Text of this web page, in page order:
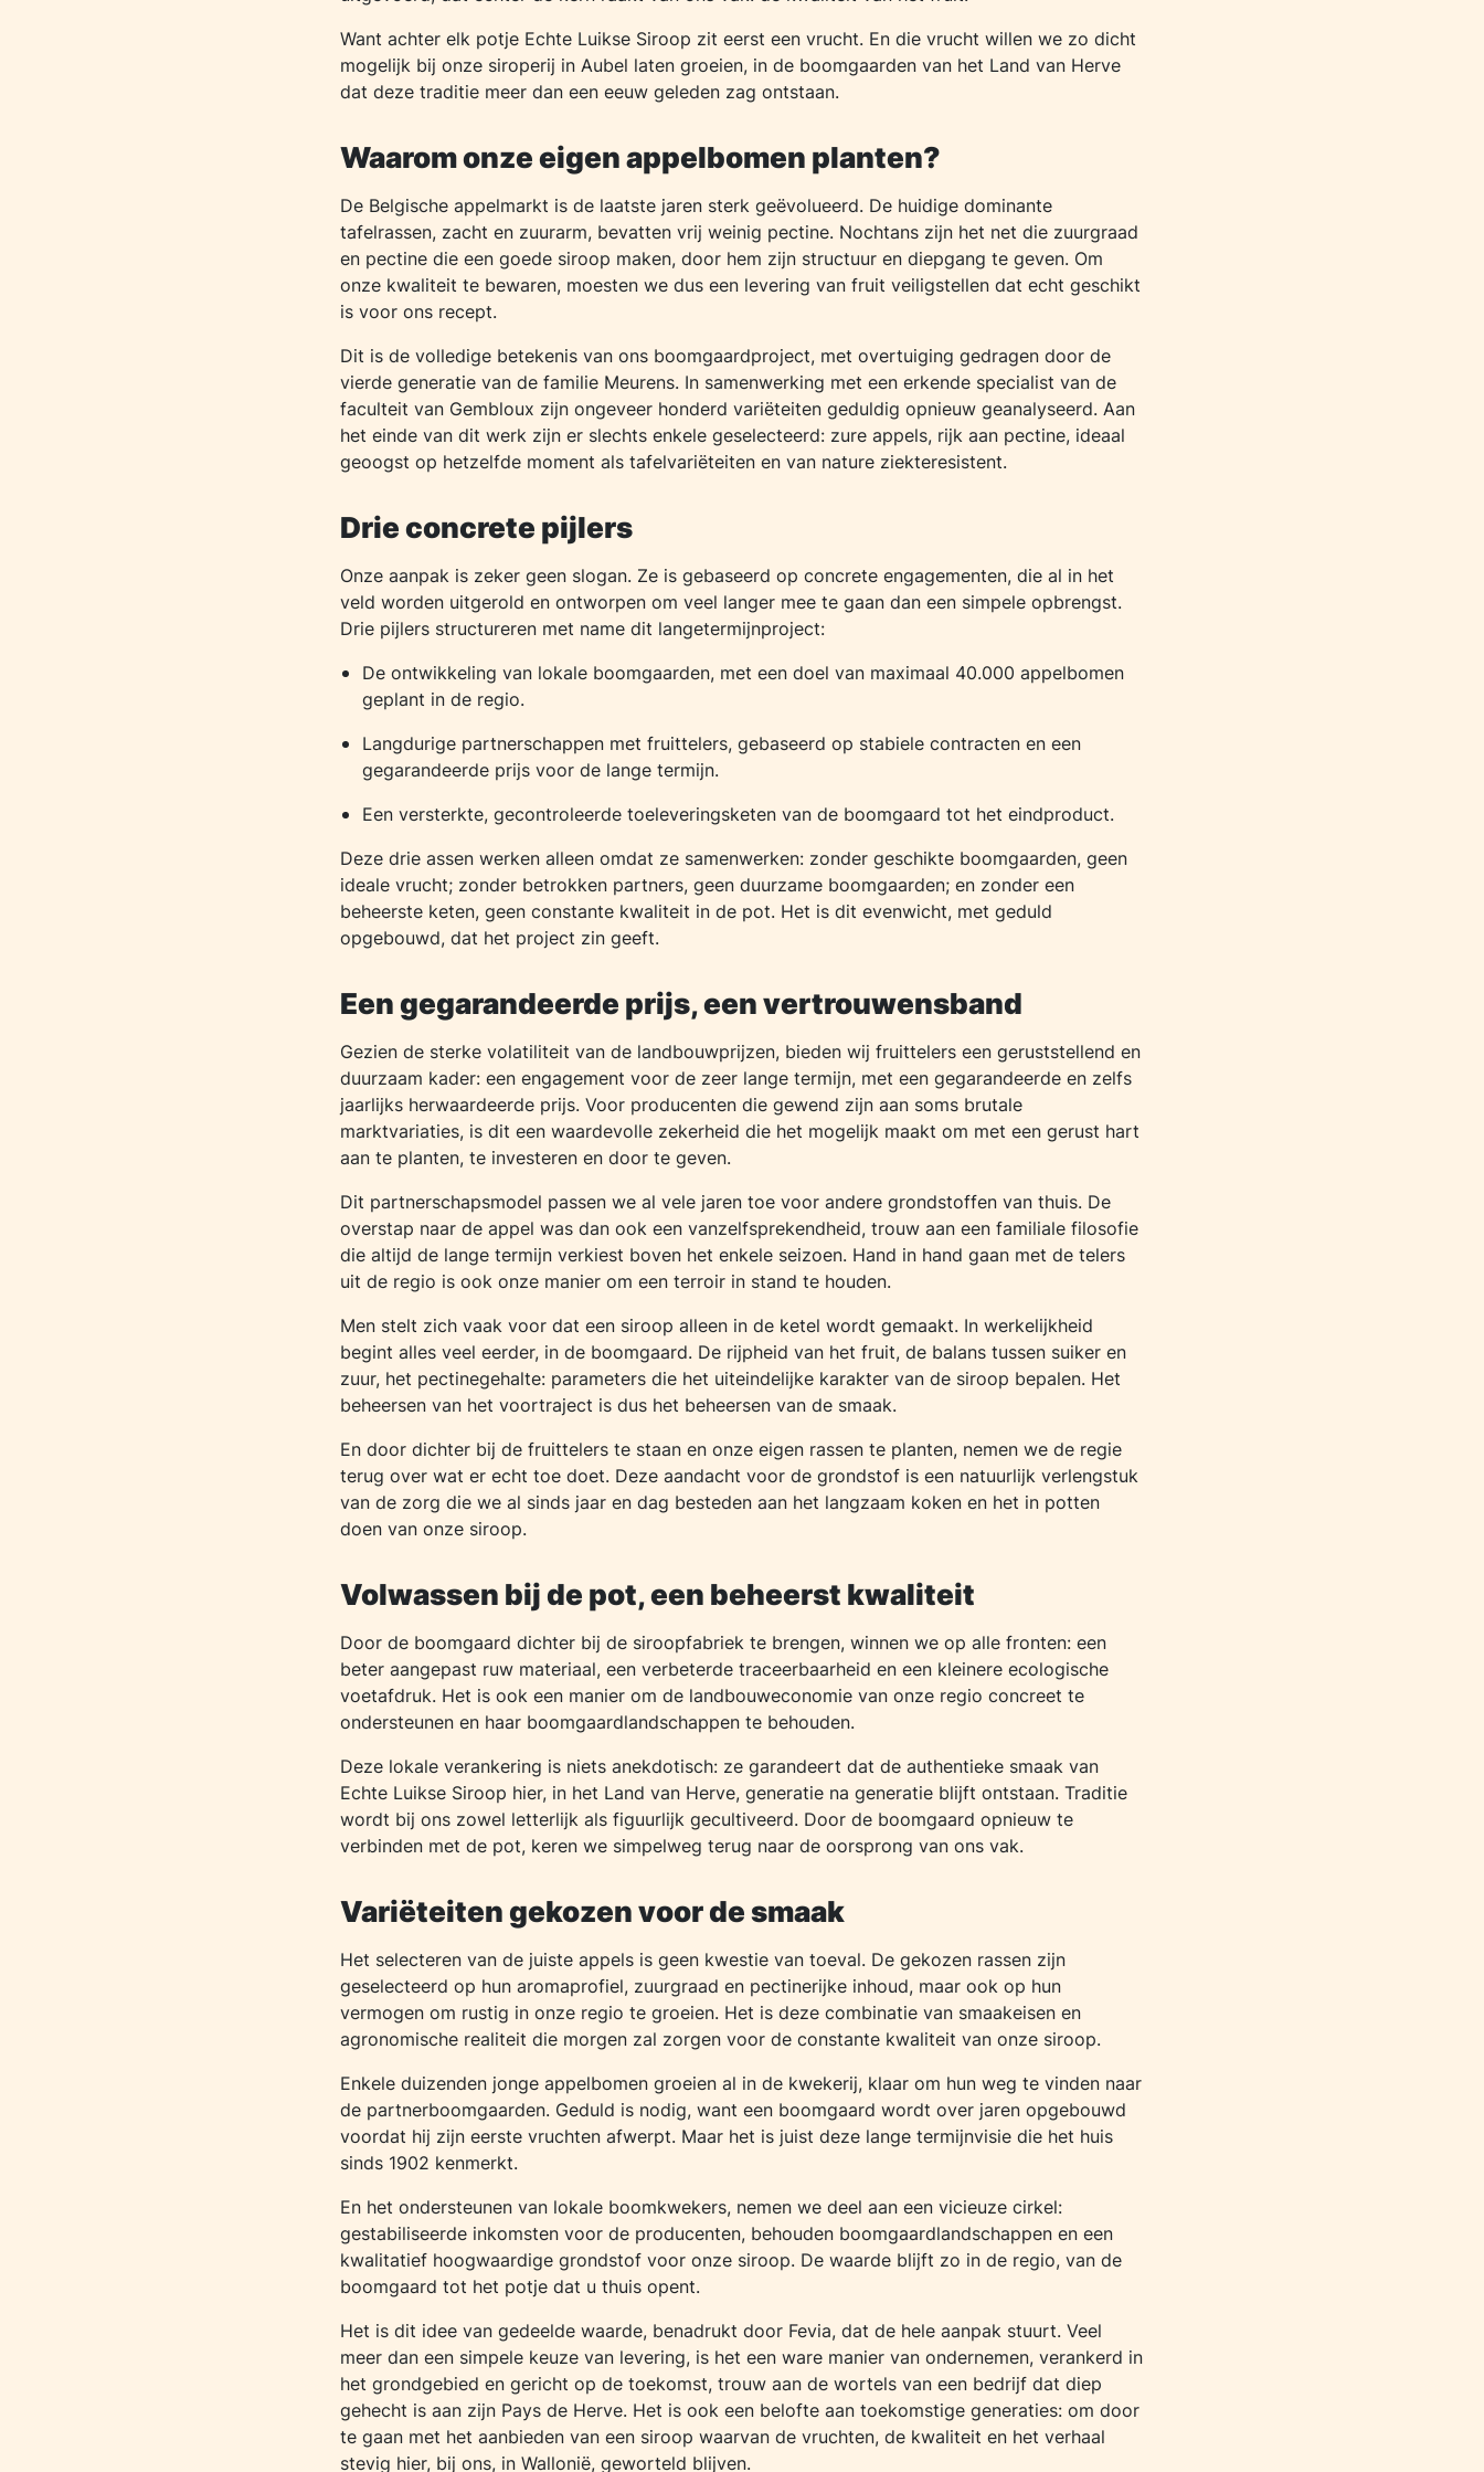
Want achter elk potje Echte Luikse Siroop zit eerst een vrucht. En die vrucht willen we zo dicht
mogelijk bij onze siroperij in Aubel laten groeien, in de boomgaarden van het Land van Herve
dat deze traditie meer dan een eeuw geleden zag ontstaan.
Waarom onze eigen appelbomen planten?
De Belgische appelmarkt is de laatste jaren sterk geëvolueerd. De huidige dominante
tafelrassen, zacht en zuurarm, bevatten vrij weinig pectine. Nochtans zijn het net die zuurgraad
en pectine die een goede siroop maken, door hem zijn structuur en diepgang te geven. Om
onze kwaliteit te bewaren, moesten we dus een levering van fruit veiligstellen dat echt geschikt
is voor ons recept.
Dit is de volledige betekenis van ons boomgaardproject, met overtuiging gedragen door de
vierde generatie van de familie Meurens. In samenwerking met een erkende specialist van de
faculteit van Gembloux zijn ongeveer honderd variëteiten geduldig opnieuw geanalyseerd. Aan
het einde van dit werk zijn er slechts enkele geselecteerd: zure appels, rijk aan pectine, ideaal
geoogst op hetzelfde moment als tafelvariëteiten en van nature ziekteresistent.
Drie concrete pijlers
Onze aanpak is zeker geen slogan. Ze is gebaseerd op concrete engagementen, die al in het
veld worden uitgerold en ontworpen om veel langer mee te gaan dan een simpele opbrengst.
Drie pijlers structureren met name dit langetermijnproject:
De ontwikkeling van lokale boomgaarden, met een doel van maximaal 40.000 appelbomen
geplant in de regio.
Langdurige partnerschappen met fruittelers, gebaseerd op stabiele contracten en een
gegarandeerde prijs voor de lange termijn.
Een versterkte, gecontroleerde toeleveringsketen van de boomgaard tot het eindproduct.
Deze drie assen werken alleen omdat ze samenwerken: zonder geschikte boomgaarden, geen
ideale vrucht; zonder betrokken partners, geen duurzame boomgaarden; en zonder een
beheerste keten, geen constante kwaliteit in de pot. Het is dit evenwicht, met geduld
opgebouwd, dat het project zin geeft.
Een gegarandeerde prijs, een vertrouwensband
Gezien de sterke volatiliteit van de landbouwprijzen, bieden wij fruittelers een geruststellend en
duurzaam kader: een engagement voor de zeer lange termijn, met een gegarandeerde en zelfs
jaarlijks herwaardeerde prijs. Voor producenten die gewend zijn aan soms brutale
marktvariaties, is dit een waardevolle zekerheid die het mogelijk maakt om met een gerust hart
aan te planten, te investeren en door te geven.
Dit partnerschapsmodel passen we al vele jaren toe voor andere grondstoffen van thuis. De
overstap naar de appel was dan ook een vanzelfsprekendheid, trouw aan een familiale filosofie
die altijd de lange termijn verkiest boven het enkele seizoen. Hand in hand gaan met de telers
uit de regio is ook onze manier om een terroir in stand te houden.
Men stelt zich vaak voor dat een siroop alleen in de ketel wordt gemaakt. In werkelijkheid
begint alles veel eerder, in de boomgaard. De rijpheid van het fruit, de balans tussen suiker en
zuur, het pectinegehalte: parameters die het uiteindelijke karakter van de siroop bepalen. Het
beheersen van het voortraject is dus het beheersen van de smaak.
En door dichter bij de fruittelers te staan en onze eigen rassen te planten, nemen we de regie
terug over wat er echt toe doet. Deze aandacht voor de grondstof is een natuurlijk verlengstuk
van de zorg die we al sinds jaar en dag besteden aan het langzaam koken en het in potten
doen van onze siroop.
Volwassen bij de pot, een beheerst kwaliteit
Door de boomgaard dichter bij de siroopfabriek te brengen, winnen we op alle fronten: een
beter aangepast ruw materiaal, een verbeterde traceerbaarheid en een kleinere ecologische
voetafdruk. Het is ook een manier om de landbouweconomie van onze regio concreet te
ondersteunen en haar boomgaardlandschappen te behouden.
Deze lokale verankering is niets anekdotisch: ze garandeert dat de authentieke smaak van
Echte Luikse Siroop hier, in het Land van Herve, generatie na generatie blijft ontstaan. Traditie
wordt bij ons zowel letterlijk als figuurlijk gecultiveerd. Door de boomgaard opnieuw te
verbinden met de pot, keren we simpelweg terug naar de oorsprong van ons vak.
Variëteiten gekozen voor de smaak
Het selecteren van de juiste appels is geen kwestie van toeval. De gekozen rassen zijn
geselecteerd op hun aromaprofiel, zuurgraad en pectinerijke inhoud, maar ook op hun
vermogen om rustig in onze regio te groeien. Het is deze combinatie van smaakeisen en
agronomische realiteit die morgen zal zorgen voor de constante kwaliteit van onze siroop.
Enkele duizenden jonge appelbomen groeien al in de kwekerij, klaar om hun weg te vinden naar
de partnerboomgaarden. Geduld is nodig, want een boomgaard wordt over jaren opgebouwd
voordat hij zijn eerste vruchten afwerpt. Maar het is juist deze lange termijnvisie die het huis
sinds 1902 kenmerkt.
En het ondersteunen van lokale boomkwekers, nemen we deel aan een vicieuze cirkel:
gestabiliseerde inkomsten voor de producenten, behouden boomgaardlandschappen en een
kwalitatief hoogwaardige grondstof voor onze siroop. De waarde blijft zo in de regio, van de
boomgaard tot het potje dat u thuis opent.
Het is dit idee van gedeelde waarde, benadrukt door Fevia, dat de hele aanpak stuurt. Veel
meer dan een simpele keuze van levering, is het een ware manier van ondernemen, verankerd in
het grondgebied en gericht op de toekomst, trouw aan de wortels van een bedrijf dat diep
gehecht is aan zijn Pays de Herve. Het is ook een belofte aan toekomstige generaties: om door
te gaan met het aanbieden van een siroop waarvan de vruchten, de kwaliteit en het verhaal
stevig hier, bij ons, in Wallonië, geworteld blijven.